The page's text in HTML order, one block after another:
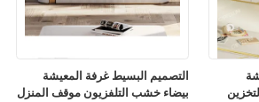
التصميم البسيط غرفة المعيشة
بيضاء خشب التلفزيون موقف المنزل